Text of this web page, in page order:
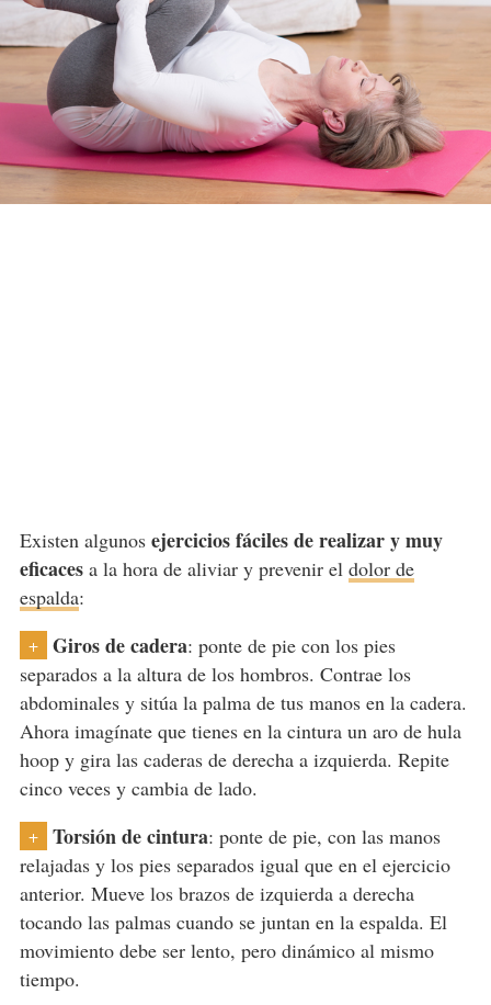
Existen algunos ejercicios fáciles de realizar y muy
eficacesa la hora de aliviar y prevenir el dolor de
espalda:
+ Giros de cadera: ponte de pie con los pies
separados a la altura de los hombros. Contrae los
abdominales y sitúa la palma de tus manos en la cadera.
Ahora imagínate que tienes en la cintura un aro de hula
hoop y gira las caderas de derecha a izquierda. Repite
cinco veces y cambia de lado.
+ Torsión de cintura: ponte de pie, con las manos
relajadas y los pies separados igual que en el ejercicio
anterior. Mueve los brazos de izquierda a derecha
tocando las palmas cuando se juntan en la espalda. El
movimiento debe ser lento, pero dinámico al mismo
tiempo.